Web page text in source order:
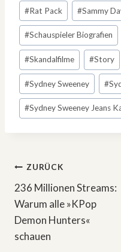
#Rat Pack #Sammy
#Schauspieler Biografien
#Skandalfilme #Story
#Sydney Sweeney #
#Sydney Sweeney Jeans
ZURÜCK
236 Millionen Streams:
Warum alle »KPop
Demon Hunters«
schauen